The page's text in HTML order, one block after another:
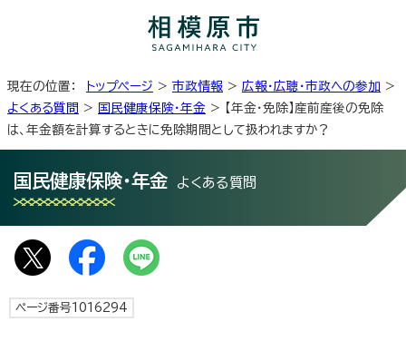
現在の位置： トップページ > 市政情報 > 広報・広聴・市政への参加 >
よくある質問 > 国民健康保険・年金 > 【年金・免除】産前産後の免除
は、年金額を計算するときに免除期間として扱われますか？
国民健康保険・年金 よくある質問
ページ番号1016294